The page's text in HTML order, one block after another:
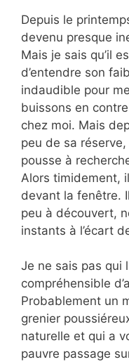
Depuis le
devenu presque
Mais je sais qu’il
d’entendre son
indaudible pour
buissons en
chez moi. Mais
peu de sa réserve,
pousse à
Alors timidement,
devant la fenêtre.
peu à découvert,
instants à l’écart
Je ne sais pas qui
compréhensible
Probablement un
grenier
naturelle et qui a
pauvre passage